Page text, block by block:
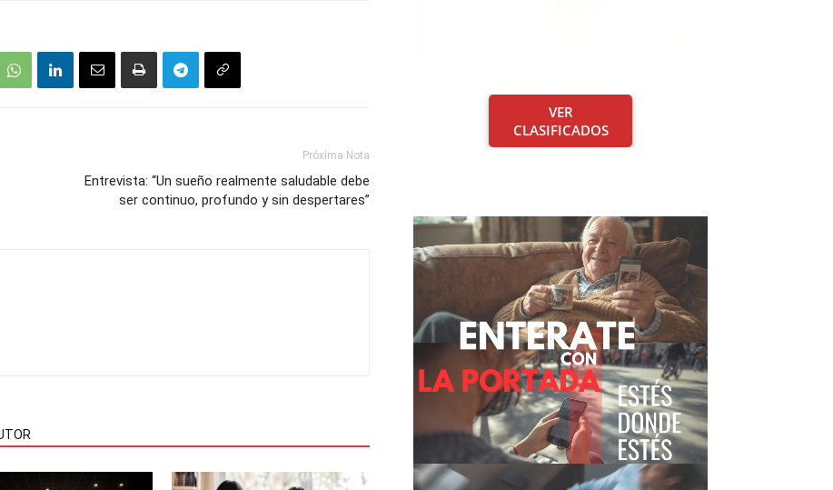
Próxima Nota
Entrevista: “Un sueño realmente saludable debe
ser continuo, profundo y sin despertares”
VER
CLASIFICADOS